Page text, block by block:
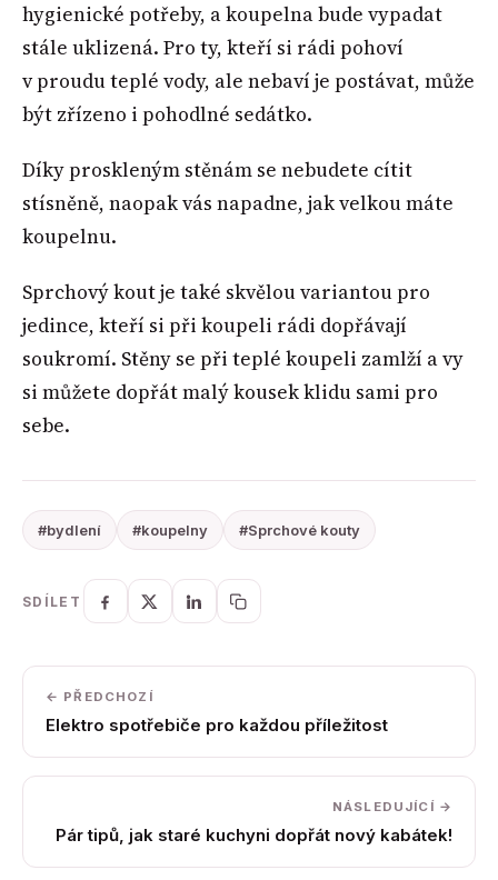
hygienické potřeby, a koupelna bude vypadat
stále uklizená. Pro ty, kteří si rádi pohoví
v proudu teplé vody, ale nebaví je postávat, může
být zřízeno i pohodlné sedátko.
Díky proskleným stěnám se nebudete cítit
stísněně, naopak vás napadne, jak velkou máte
koupelnu.
Sprchový kout je také skvělou variantou pro
jedince, kteří si při koupeli rádi dopřávají
soukromí. Stěny se při teplé koupeli zamlží a vy
si můžete dopřát malý kousek klidu sami pro
sebe.
#bydlení #koupelny #Sprchové kouty
SDÍLET
← PŘEDCHOZÍ
Elektro spotřebiče pro každou příležitost
NÁSLEDUJÍCÍ →
Pár tipů, jak staré kuchyni dopřát nový kabátek!